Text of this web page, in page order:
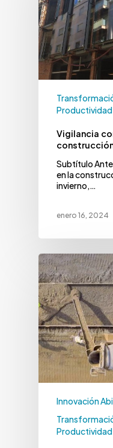
Productividad
Vigilancia
Subtítulo
en la
invierno,…
enero 16, 2024
Innovación
Productividad